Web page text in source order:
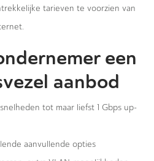
tarieven te voorzien van
een
aanbod
tot maar liefst 1 Gbps up-
aanvullende opties